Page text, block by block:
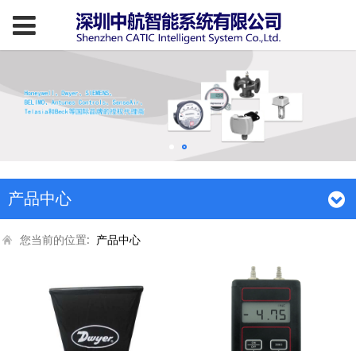
产品中心
您当前的位置: 产品中心